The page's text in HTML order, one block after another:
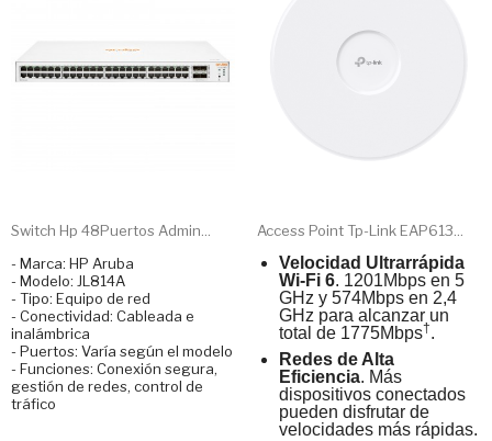
Switch Hp 48Puertos Admin...
- Marca: HP Aruba
- Modelo: JL814A
- Tipo: Equipo de red
- Conectividad: Cableada e
inalámbrica
- Puertos: Varía según el modelo
- Funciones: Conexión segura,
gestión de redes, control de
tráfico
Access Point Tp-Link EAP613...
Velocidad Ultrarrápida
Wi-Fi 6. 1201Mbps en 5
GHz y 574Mbps en 2,4
GHz para alcanzar un
total de 1775Mbps†.
Redes de Alta
Eficiencia. Más
dispositivos conectados
pueden disfrutar de
velocidades más rápidas.